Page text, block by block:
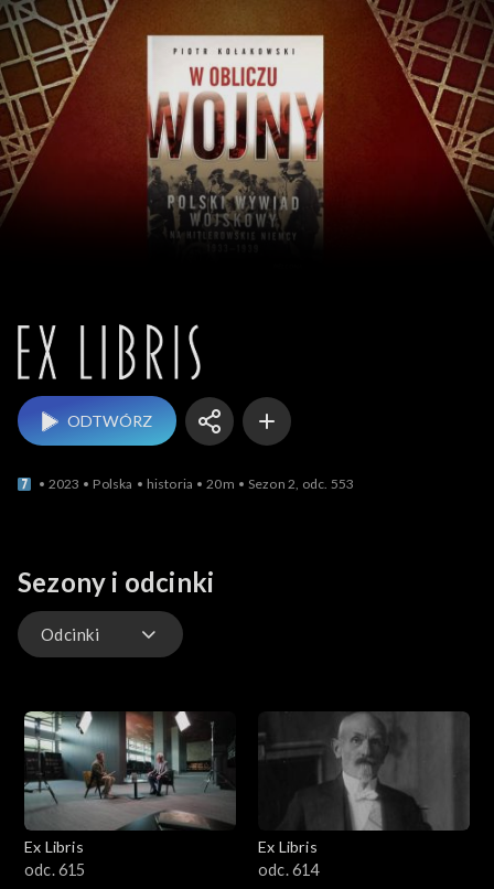
ODTWÓRZ
2023 Polska historia 20m Sezon 2, odc. 553
Sezony i odcinki
Odcinki
Książka Historyczna Roku
Ex Libris
odc. 615
Ex Libris
odc. 614